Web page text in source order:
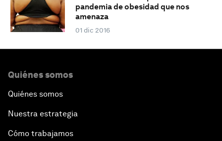
pandemia de obesidad que nos
amenaza
01 dic 2016
Quiénes somos
Quiénes somos
Nuestra estrategia
Cómo trabajamos